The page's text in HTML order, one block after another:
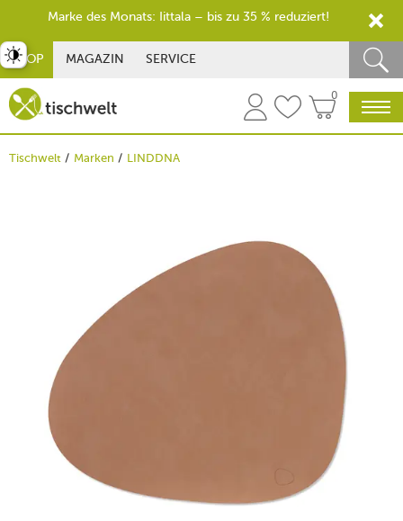
SHOP MAGAZIN SERVICE
0
Tischwelt Marken LINDDNA
umschalten
Marke des Monats: Iittala – bis zu 35 % reduziert!